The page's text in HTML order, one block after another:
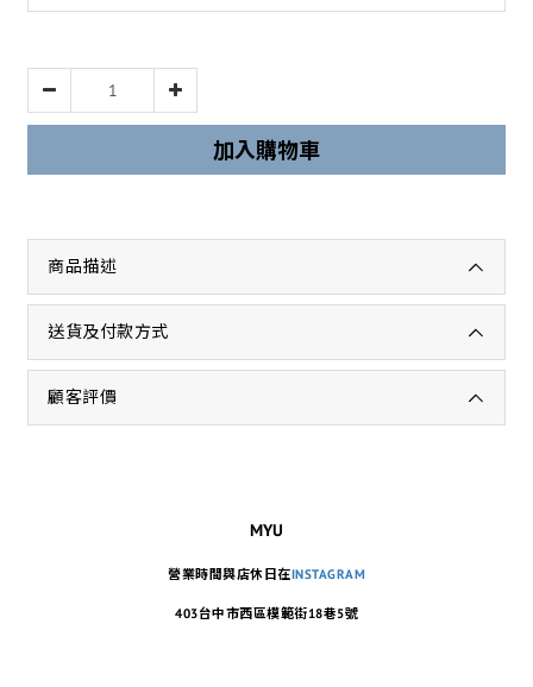
加入購物車
商品描述
送貨及付款方式
顧客評價
MYU
營業時間與店休日在INSTAGRAM
403台中市西區模範街18巷5號